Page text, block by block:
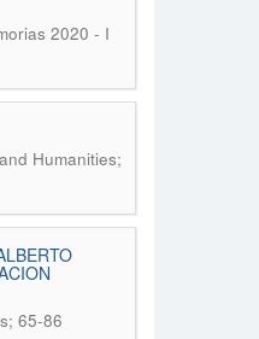
2020 - I
Humanities;
65-86